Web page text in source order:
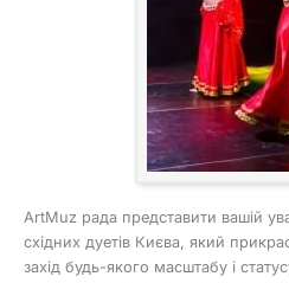
ArtMuz рада представити вашій
східних дуетів Києва, який
захід будь-якого масштабу і